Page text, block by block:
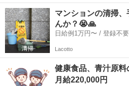
よび産業用機械の販売会社で営業活動をお願いします
存先である建設土木会社様を主要に訪問
他、付随する業務全般...
大分 日田市
マンションの清掃
んか？😭🙏
日給例1万円
Lacotto
健康食品、青汁原料
月給220,000円